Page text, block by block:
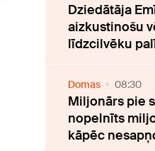
Dziedātāja
aizkustinošu
līdzcilvēku
Domas 08:30
Miljonārs pie
nopelnīts
kāpēc